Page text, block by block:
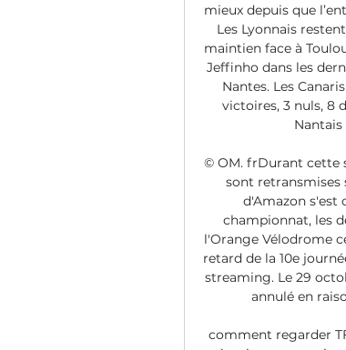
mieux depuis que
Les Lyonnais
maintien face à
Jeffinho dans les
Nantes. Les
victoires, 3 nuls, 8
© OM. frDurant cette
sont retransmises
d'Amazon s'est
championnat, les
l'Orange Vélodrome
retard de la 10e
streaming. Le 29
annulé en
comment regarder